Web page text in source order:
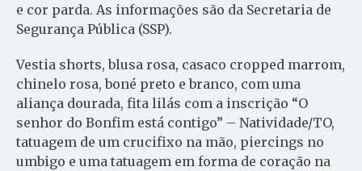
e cor parda. As informações são da Secretaria de
Segurança Pública (SSP).
Vestia shorts, blusa rosa, casaco cropped marrom,
chinelo rosa, boné preto e branco, com uma
aliança dourada, fita lilás com a inscrição “O
senhor do Bonfim está contigo” – Natividade/TO,
tatuagem de um crucifixo na mão, piercings no
umbigo e uma tatuagem em forma de coração na